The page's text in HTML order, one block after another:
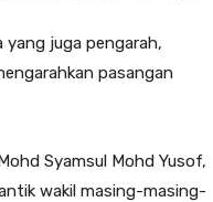
yang juga pengarah,
pasangan
Syamsul Mohd Yusof,
wakil masing-masing-